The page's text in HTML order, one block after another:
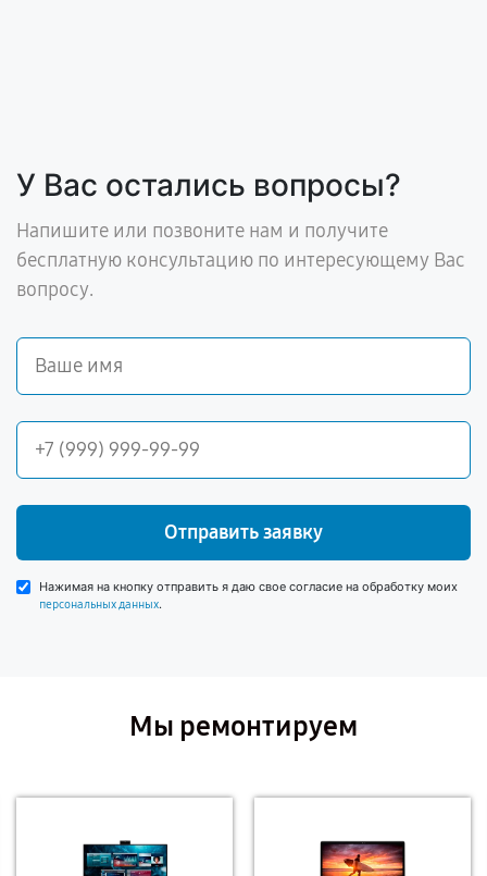
У Вас остались вопросы?
Напишите или позвоните нам и получите
бесплатную консультацию по интересующему Вас
вопросу.
Отправить заявку
Нажимая на кнопку отправить я даю свое согласие на обработку моих
персональных данных.
Мы ремонтируем